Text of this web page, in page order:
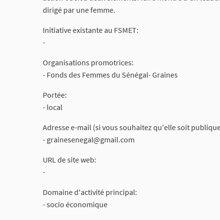
dirigé par une femme.
Initiative existante au FSMET:
-
Organisations promotrices:
- Fonds des Femmes du Sénégal- Graines
Portée:
- local
Adresse e-mail (si vous souhaitez qu'elle soit
- grainesenegal@gmail.com
URL de site web:
-
Domaine d'activité principal:
- socio économique